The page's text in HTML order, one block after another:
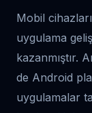
Mobil
uygulama
kazanmıştır.
de Android
uygulamalar